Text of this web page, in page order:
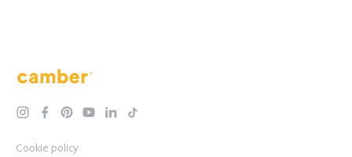
Camber
instagramfacebookpinterestyoutubelinkedintiktok
Cookie policy